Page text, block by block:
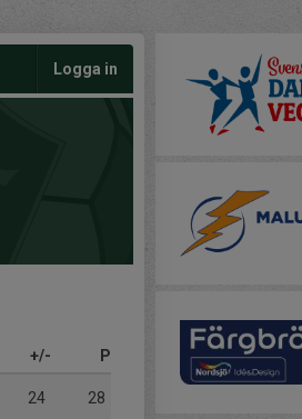
Logga in
+/- P
24 28